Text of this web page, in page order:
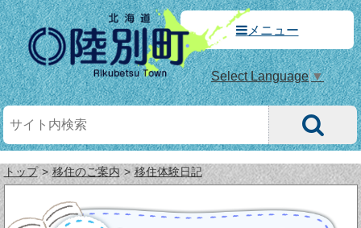
メニュー
Select Language▼
トップ 移住のご案内 移住体験日記